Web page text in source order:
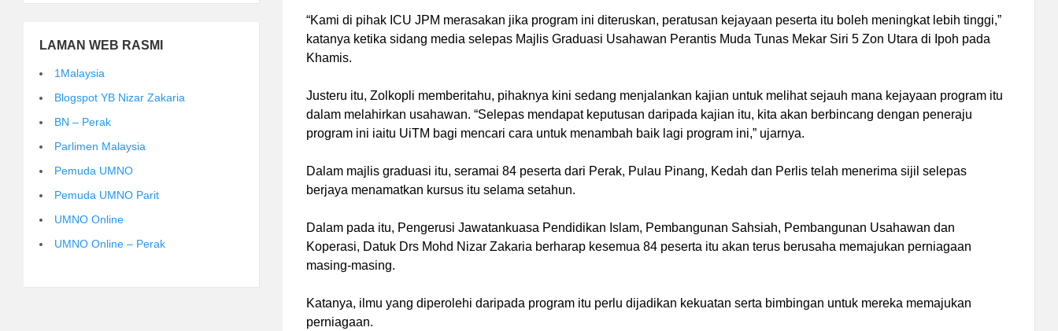
“Kami di pihak ICU JPM merasakan jika program ini diteruskan, peratusan kejayaan peserta itu boleh meningkat lebih tinggi,”
katanya ketika sidang media selepas Majlis Graduasi Usahawan Perantis Muda Tunas Mekar Siri 5 Zon Utara di Ipoh pada
Khamis.
Justeru itu, Zolkopli memberitahu, pihaknya kini sedang menjalankan kajian untuk melihat sejauh mana kejayaan program itu
dalam melahirkan usahawan. “Selepas mendapat keputusan daripada kajian itu, kita akan berbincang dengan peneraju
program ini iaitu UiTM bagi mencari cara untuk menambah baik lagi program ini,” ujarnya.
Dalam majlis graduasi itu, seramai 84 peserta dari Perak, Pulau Pinang, Kedah dan Perlis telah menerima sijil selepas
berjaya menamatkan kursus itu selama setahun.
Dalam pada itu, Pengerusi Jawatankuasa Pendidikan Islam, Pembangunan Sahsiah, Pembangunan Usahawan dan
Koperasi, Datuk Drs Mohd Nizar Zakaria berharap kesemua 84 peserta itu akan terus berusaha memajukan perniagaan
masing-masing.
Katanya, ilmu yang diperolehi daripada program itu perlu dijadikan kekuatan serta bimbingan untuk mereka memajukan
perniagaan.
LAMAN WEB RASMI
1Malaysia
Blogspot YB Nizar Zakaria
BN – Perak
Parlimen Malaysia
Pemuda UMNO
Pemuda UMNO Parit
UMNO Online
UMNO Online – Perak